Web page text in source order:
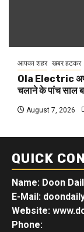
आपका शहर खबर हटकर
Ola Electric
चलाने के पांच साल
August 7, 2026
QUICK
Name: Doon
E-Mail:
Website:
Phone: